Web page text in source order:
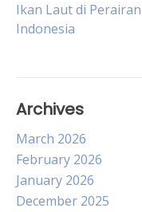
navigation
Ikan Laut di Perairan
Indonesia
Archives
March 2026
February 2026
January 2026
December 2025